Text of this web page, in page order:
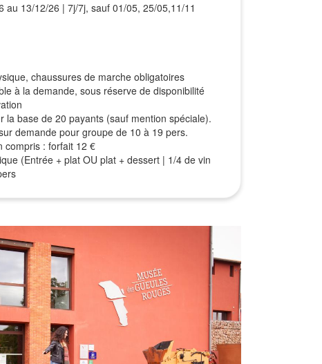
au 13/12/26 | 7j/7j, sauf 01/05, 25/05,11/11
chaussures de marche obligatoires
à la demande, sous réserve de disponibilité
la base de 20 payants (sauf mention spéciale).
demande pour groupe de 10 à 19 pers.
compris : forfait 12 €
(Entrée + plat OU plat + dessert | 1/4 de vin